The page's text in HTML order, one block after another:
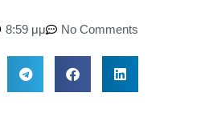
8:59 μμ No Comments